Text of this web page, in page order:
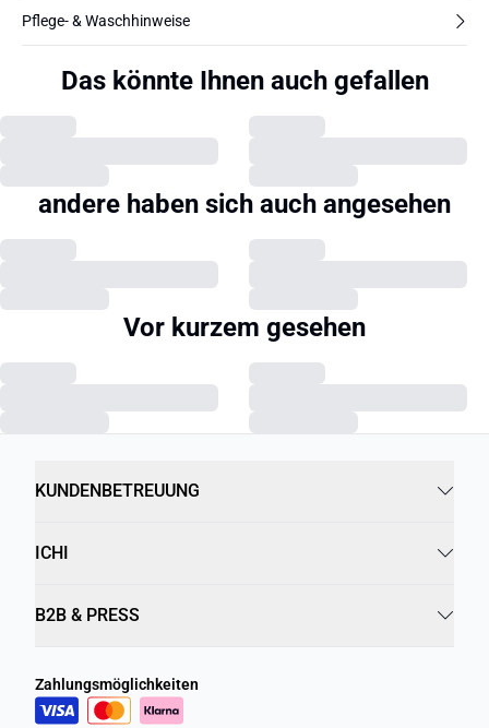
Pflege- & Waschhinweise
Das könnte Ihnen auch gefallen
andere haben sich auch angesehen
Vor kurzem gesehen
KUNDENBETREUUNG
ICHI
B2B & PRESS
Zahlungsmöglichkeiten